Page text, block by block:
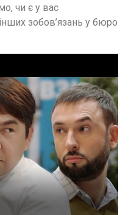
чи є у вас
зобов’язань у бюро